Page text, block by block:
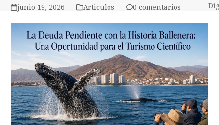
junio 19, 2026 Articulos 0 comentarios